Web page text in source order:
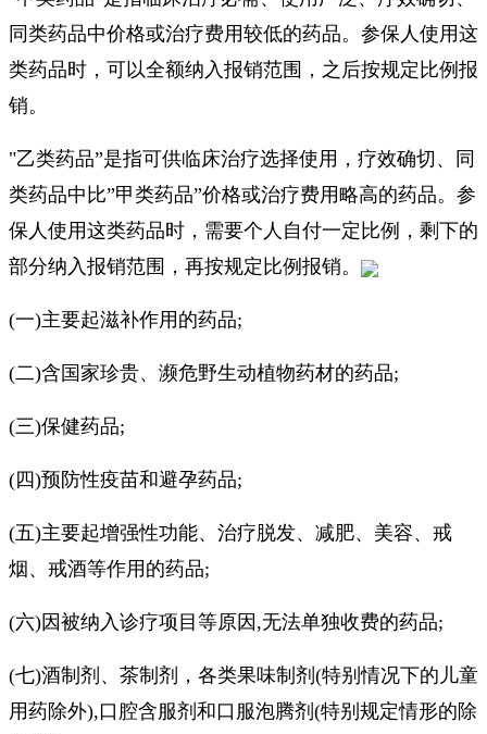
同类药品中价格或治疗费用较低的药品。参保人使用这
类药品时，可以全额纳入报销范围，之后按规定比例报
销。
"乙类药品”是指可供临床治疗选择使用，疗效确切、同
类药品中比”甲类药品”价格或治疗费用略高的药品。参
保人使用这类药品时，需要个人自付一定比例，剩下的
部分纳入报销范围，再按规定比例报销。
(一)主要起滋补作用的药品;
(二)含国家珍贵、濒危野生动植物药材的药品;
(三)保健药品;
(四)预防性疫苗和避孕药品;
(五)主要起增强性功能、治疗脱发、减肥、美容、戒
烟、戒酒等作用的药品;
(六)因被纳入诊疗项目等原因,无法单独收费的药品;
(七)酒制剂、茶制剂，各类果味制剂(特别情况下的儿童
用药除外),口腔含服剂和口服泡腾剂(特别规定情形的除